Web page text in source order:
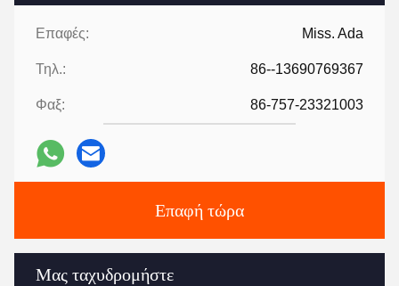
Επαφές: Miss. Ada
Τηλ.: 86--13690769367
Φαξ: 86-757-23321003
Επαφή τώρα
Μας ταχυδρομήστε